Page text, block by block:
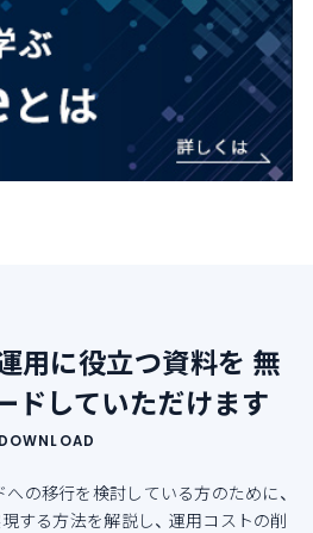
用に役立つ資料を 無
ドしていただけます
DOWNLOAD
の移行を検討している方のために、
する方法を解説し、 運用コストの削